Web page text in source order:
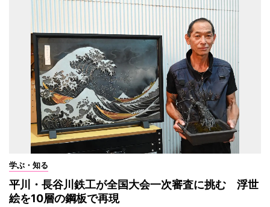
学ぶ・知る
平川・長谷川鉄工が全国大会一次審査に挑む 浮世
絵を10層の鋼板で再現